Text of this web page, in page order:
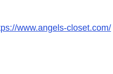
www.angels-closet.com/